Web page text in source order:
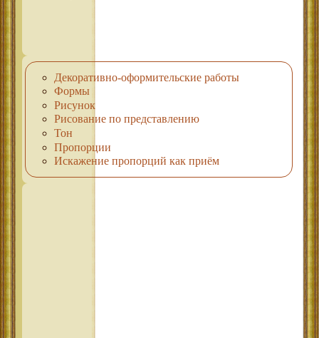
Декоративно-оформительские работы
Формы
Рисунок
Рисование по представлению
Тон
Пропорции
Искажение пропорций как приём